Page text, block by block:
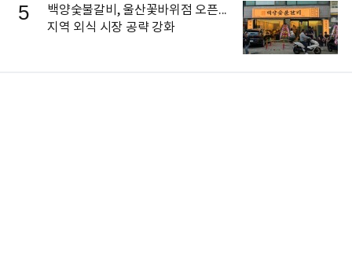
5
백양숯불갈비, 울산꽃바위점 오픈...
지역 외식 시장 공략 강화